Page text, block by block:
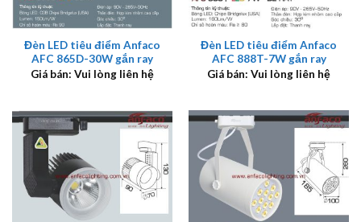
Đèn LED tiêu điểm Anfaco
AFC 865D-30W gắn ray
Giá bán: Vui lòng liên hệ
Đèn LED tiêu điểm Anfaco
AFC 888T-7W gắn ray
Giá bán: Vui lòng liên hệ